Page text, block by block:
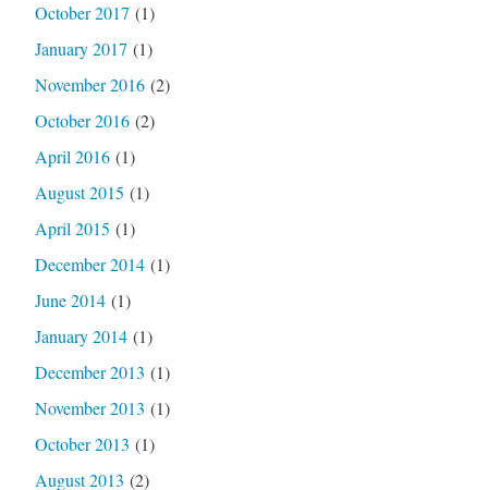
October 2017 (1)
January 2017 (1)
November 2016(2)
October 2016(2)
April 2016(1)
August 2015 (1)
April 2015 (1)
December 2014(1)
June 2014(1)
January 2014(1)
December 2013 (1)
November 2013 (1)
October 2013 (1)
August 2013 (2)